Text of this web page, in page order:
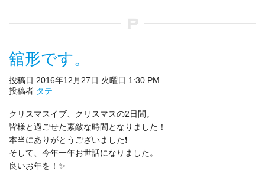
舘形です。
投稿日 2016年12月27日 火曜日 1:30 PM.
投稿者 タテ
クリスマスイブ、クリスマスの2日間。
皆様と過ごせた素敵な時間となりました！
本当にありがとうございました❗
そして、今年一年お世話になりました。
良いお年を！✨